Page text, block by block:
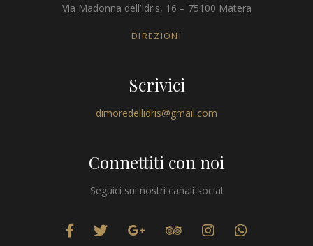
Via Madonna dell’Idris, 16 – 75100 Matera
DIREZIONI
Scrivici
dimoredellidris@gmail.com
Connettiti con noi
Seguici sui nostri canali social